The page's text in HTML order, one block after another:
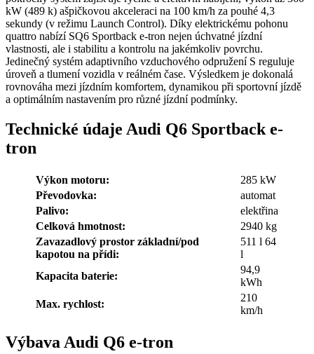
kW (489 k) ašpičkovou akceleraci na 100 km/h za pouhé 4,3
sekundy (v režimu Launch Control). Díky elektrickému pohonu
quattro nabízí SQ6 Sportback e-tron nejen úchvatné jízdní
vlastnosti, ale i stabilitu a kontrolu na jakémkoliv povrchu.
Jedinečný systém adaptivního vzduchového odpružení S reguluje
úroveň a tlumení vozidla v reálném čase. Výsledkem je dokonalá
rovnováha mezi jízdním komfortem, dynamikou při sportovní jízdě
a optimálním nastavením pro různé jízdní podmínky.
Technické údaje Audi Q6 Sportback e-
tron
Výkon motoru:
285 kW
Převodovka:
automat
Palivo:
elektřina
Celková hmotnost:
2940 kg
Zavazadlový prostor základní/pod
kapotou na přídi:
511 l 64
l
Kapacita baterie:
94,9
kWh
Max. rychlost:
210
km/h
Výbava Audi Q6 e-tron